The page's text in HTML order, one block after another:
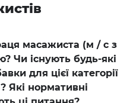
масажиста (м / с з
Чи існують будь-які
для цієї категорії
Які нормативні